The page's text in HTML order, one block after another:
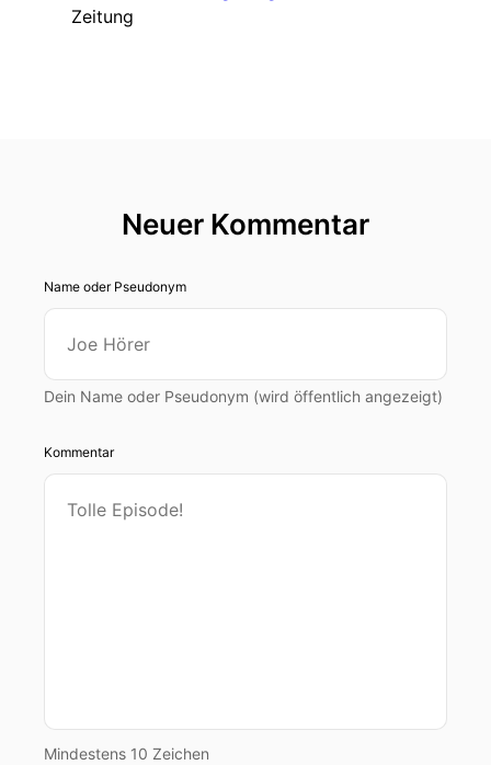
Zeitung
Neuer Kommentar
Name oder Pseudonym
Dein Name oder Pseudonym (wird öffentlich angezeigt)
Kommentar
Mindestens 10 Zeichen